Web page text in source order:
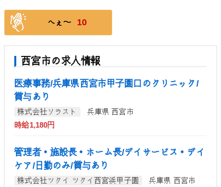
へぇ〜 10
西宮市の求人情報
医療事務/兵庫県西宮市甲子園口のクリニック/
賞与あり
株式会社ソラスト
兵庫県 西宮市
時給1,180円
管理者・施設長・ホーム長/デイサービス・デイ
ケア/日勤のみ/賞与あり
株式会社ツクイ ツクイ西宮浜甲子園
兵庫県 西宮市